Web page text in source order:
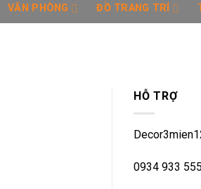
VĂN PHÒNG ĐỒ TRANG TRÍ
HỖ TRỢ
0934 933